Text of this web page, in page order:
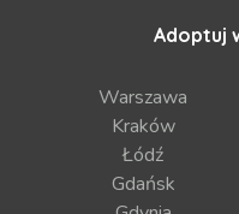
Adoptuj
Warszawa
Kraków
Łódź
Gdańsk